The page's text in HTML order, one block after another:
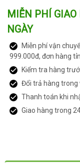
MIỄN PHÍ
NGÀY
Miễn phí vận
999.000đ, đơn hàng
Kiểm tra hàng
Đổi trả hàng trong
Thanh toán khi
Giao hàng trong